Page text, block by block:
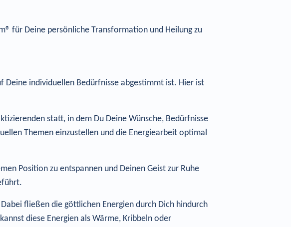
für Deine persönliche Transformation und Heilung zu
Deine individuellen Bedürfnisse abgestimmt ist. Hier ist
statt, in dem Du Deine Wünsche, Bedürfnisse
Themen einzustellen und die Energiearbeit optimal
Position zu entspannen und Deinen Geist zur Ruhe
fließen die göttlichen Energien durch Dich hindurch
diese Energien als Wärme, Kribbeln oder